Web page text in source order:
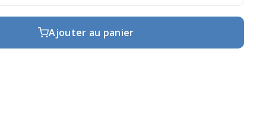
Ajouter au panier